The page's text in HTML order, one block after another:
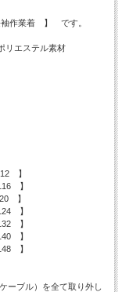
袖作業着 】 です。
リエステル素材
】
】
】
】
】
】
】
ーブル）を全て取り外し